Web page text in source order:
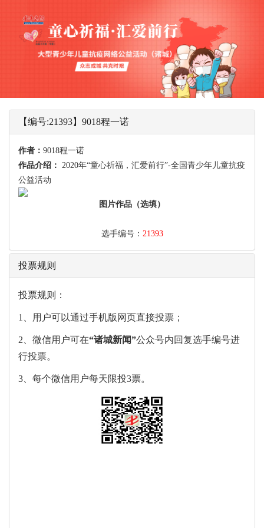
【编号:21393】9018程一诺
作者： 9018程一诺
作品介绍：
2020年“童心祈福，汇爱前行”-全国青少年儿童抗疫
公益活动
图片作品（选填）
选手编号： 21393
投票规则
投票规则：
1、用户可以通过手机版网页直接投票；
2、微信用户可在“诸城新闻”公众号内回复选手编号进
行投票。
3、每个微信用户每天限投3票。